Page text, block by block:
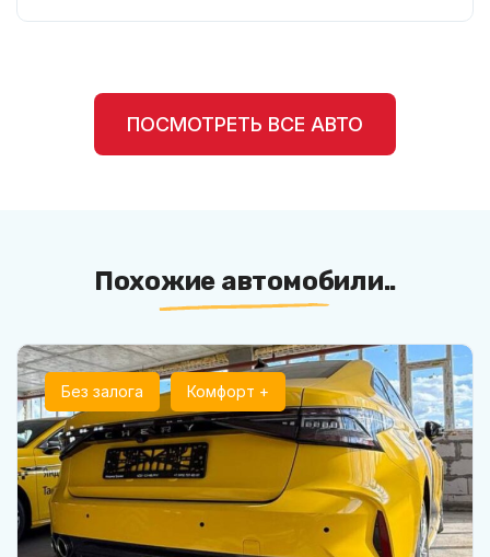
ПОСМОТРЕТЬ ВСЕ АВТО
Похожие автомобили..
Без залога Комфорт +